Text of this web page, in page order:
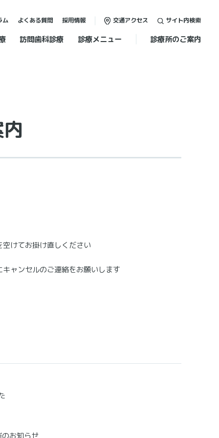
訪問歯科診療 診療メニュー 診療所のご案内
ム よくある質問 採用情報 交通アクセス サイト内検索
けてお掛け直しください
ャンセルのご連絡をお願いします
お知らせ